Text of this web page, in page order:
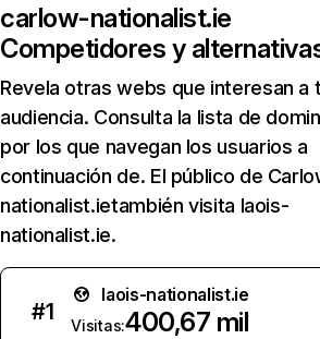
carlow-nationalist.ie
Competidores y
Revela otras webs que interesan a
audiencia. Consulta la lista de
por los que navegan los usuarios a
continuación de. El público de
nationalist.ietambién visita laois-
nationalist.ie.
#1
laois-nationalist.ie
Visitas:400,67 mil